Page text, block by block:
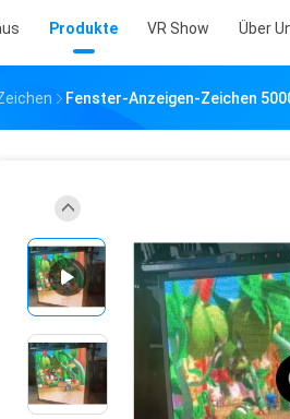
Produkte VR Show Über
Fenster-Anzeigen-Zeichen